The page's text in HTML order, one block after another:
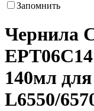
Запомнить
Чернила
140мл
L6550/